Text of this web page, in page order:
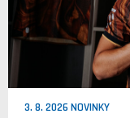
3. 8. 2026 NOVINKY